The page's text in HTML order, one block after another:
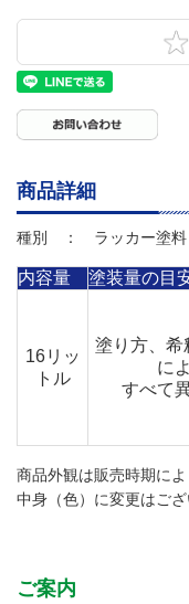
商品詳細
種別 ： ラッカー塗料
内容量 塗装量の目
16リッ
トル
塗り方、希
に
すべて
商品外観は販売時期に
中身（色）に変更はござ
ご案内